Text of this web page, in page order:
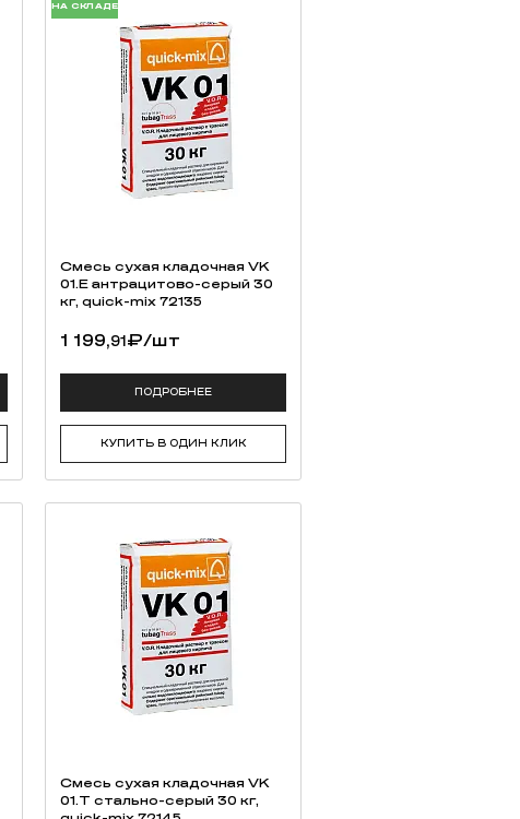
НА СКЛАДЕ
Смесь cухая кладочная VK
01.E антрацитово-серый 30
кг, quick-mix 72135
1 199,91₽/шт
ПОДРОБНЕЕ
КУПИТЬ В ОДИН КЛИК
Смесь cухая кладочная VK
01.T стально-серый 30 кг,